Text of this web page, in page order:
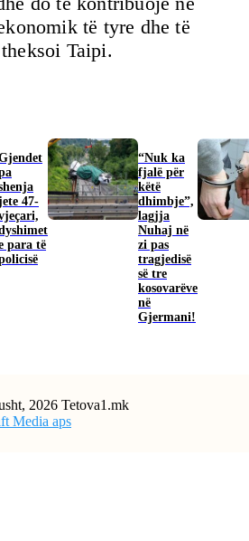
të tyre dhe të
Taipi.
47-
para të
“Nuk ka
fjalë për
këtë
dhimbje”,
lagjja
Nuhaj në
zi pas
tragjedisë
së tre
kosovarëve
në
Gjermani!
2026 Tetova1.mk
Media aps